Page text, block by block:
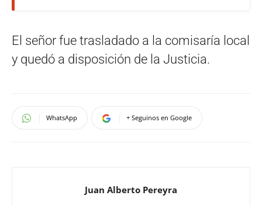
El señor fue trasladado a la comisaría local
y quedó a disposición de la Justicia.
WhatsApp + Seguinos en Google
Juan Alberto Pereyra